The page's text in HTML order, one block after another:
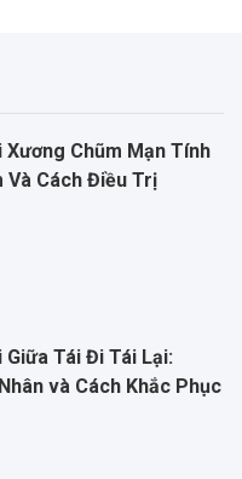
Xương Chũm Mạn Tính
Và Cách Điều Trị
Giữa Tái Đi Tái Lại:
và Cách Khắc Phục